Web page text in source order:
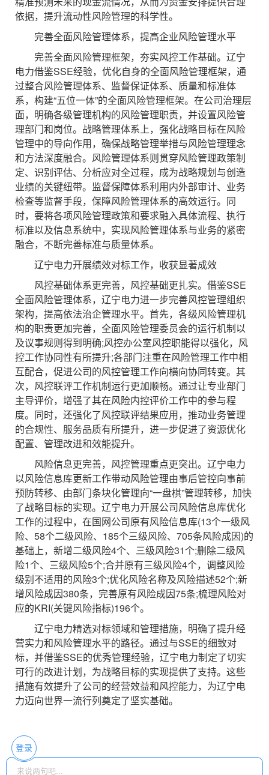
依据，提升流动性风险管理的科学性。
完善全面风险管理体系，提高企业风险管理水平
完善全面风险管理框架，夯实风控工作基础。辽宁
电力借鉴SSE经验，优化自身的全面风险管理框架，通
过整合风险管理体系、监督保证体系、质量和标准体
系，构建“五位一体”的全面风险管理框架。在公司治理层
面，明确各级管理机构的风险管理职责，并设置风险管
理部门和岗位。战略管理体系上，强化战略目标在风险
管理中的导向作用，确保战略管理举措与风险管理理念
和方法深度融合。风险管理体系则贯穿风险管理政策制
定、识别评估、分析应对全过程，成为战略规划与创造
业绩的关键纽带。监督保障体系利用内外部审计、业务
检查等监督手段，保障风险管理体系的高效运行。同
时，要将各项风险管理政策和要求融入具体流程、执行
标准以及信息系统中，实现风险管理体系与业务的紧密
融合，不断完善标准与质量体系。
辽宁电力开展绩效对标工作，收获显著成效
风控基础体系更完善，风控基础更扎实。借鉴SSE
全面风险管理体系，辽宁电力进一步完善风控管理组织
架构，提高依法治企管理水平。首先，各级风险管理机
构的职责更加完善，全面风险管理委员会的运行机制以
及议事规则得到明确;风控办公室风控职能得以强化，风
控工作协同性有所提升;各部门注重在风险管理工作中相
互配合，促进公司的风控管理工作向横向协同转变。其
次，风控联评工作机制运行更加顺畅。通过让专业部门
主导评价，增强了其在风险内控评价工作中的参与程
度。同时，还强化了风控联评结果应用，推动业务管理
的合规性、服务品质有所提升，进一步促进了资源优化
配置、管理改进和效能提升。
风险信息更完善，风控管理重点更突出。辽宁电力
以风险信息库更新工作带动风险管理由事后管控向事前
预防转移、由部门条块化管理向“一盘棋”管理转移，加快
了战略目标的实现。辽宁电力开展公司风险信息库优化
工作的过程中，在国网公司原有风险信息库(13个一级风
险、58个二级风险、185个三级风险、705条风险成因)的
基础上，新增二级风险4个、三级风险31个;删除二级风
险1个、三级风险5个;合并原有三级风险4个，调整风险
级别不适用的风险3个;优化风险名称及风险描述52个;新
增风险成因380条，完善原有风险成因75条;梳理风险对
应的KRI(关键风险指标)196个。
辽宁电力精选对标领域和管理措施，明确了提升经
营实力和风险管理水平的路径。通过与SSE的细致对
标，并借鉴SSE的优秀管理经验，辽宁电力制定了切实
可行的改进计划，为战略目标的实现提供了支持。这些
措施有效提升了公司的经营效益和风控能力，为辽宁电
力迈向世界一流行列奠定了坚实基础。
登录